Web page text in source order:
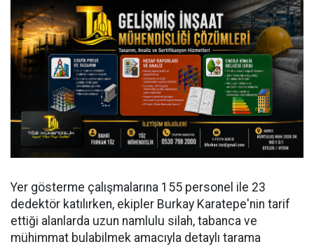
Yer gösterme çalışmalarına 155 personel ile 23
dedektör katılırken, ekipler Burkay Karatepe'nin tarif
ettiği alanlarda uzun namlulu silah, tabanca ve
mühimmat bulabilmek amacıyla detaylı tarama